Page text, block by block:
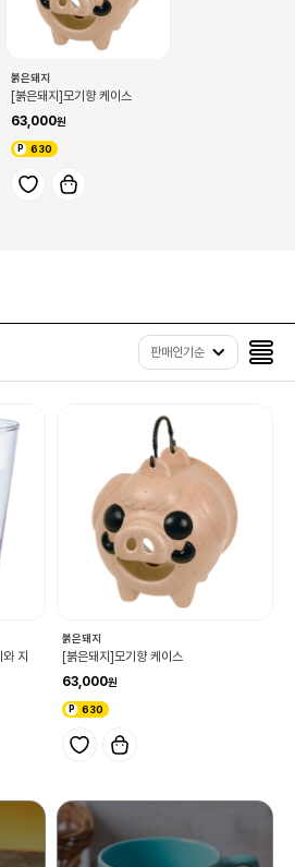
붉은돼지
[붉은돼지]모기향 케이스
63,000
630
판매인기순
지
붉은돼지
[붉은돼지]모기향 케이스
63,000
630